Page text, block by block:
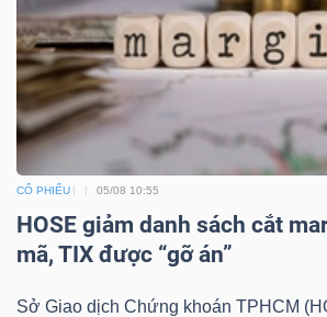
CỔ PHIẾU 05/08 10:55
HOSE giảm danh sách cắt
mã, TIX được “gỡ án”
Sở Giao dịch Chứng khoán TPHCM